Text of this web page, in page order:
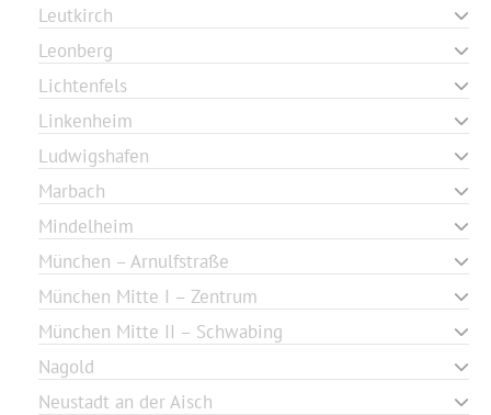
Leutkirch
Leonberg
Lichtenfels
Linkenheim
Ludwigshafen
Marbach
Mindelheim
München – Arnulfstraße
München Mitte I – Zentrum
München Mitte II – Schwabing
Nagold
Neustadt an der Aisch